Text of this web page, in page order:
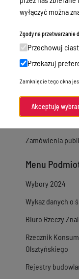
Sprawy
Sprawy
Oświadczenia
e-Puap/ e-
Petycje
Praca
Zamówienia
Menu
Wybory 2024
Wykaz danych o
Biuro Rzeczy
Rzecznik
Olsztyńskiego
Rejestry
wyłączyć można
Zgody na przetwarzanie
Przechowuj
Przekazuj
Zamknięcie tego okna
Akceptuję